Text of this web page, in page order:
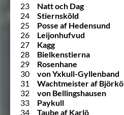
23
Natt och Dag
24
Stiernsköld
25
Posse af Hedensund
26
Leijonhufvud
27
Kagg
28
Bielkenstierna
29
Rosenhane
30
von Yxkull-Gyllenband
31
Wachtmeister af Björkö
32
von Bellingshausen
33
Paykull
34
Taube af Karlö